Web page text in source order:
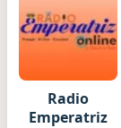
Radio
Emperatriz